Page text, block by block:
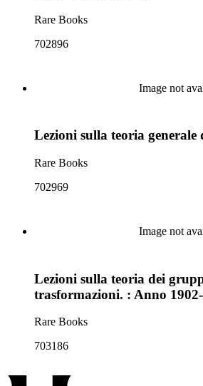
Rare Books
702896
Image not
Lezioni sulla teoria generale
Rare Books
702969
Image not
Lezioni sulla teoria dei
trasformazioni. : Anno
Rare Books
703186